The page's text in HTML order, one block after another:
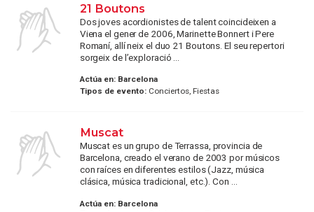
21 Boutons
Dos joves acordionistes de talent coincideixen a
Viena el gener de 2006, Marinette Bonnert i Pere
Romaní, allí neix el duo 21 Boutons. El seu repertori
sorgeix de l’exploració ...
Actúa en: Barcelona
Tipos de evento:Conciertos, Fiestas
Muscat
Muscat es un grupo de Terrassa, provincia de
Barcelona, creado el verano de 2003 por músicos
con raíces en diferentes estilos (Jazz, música
clásica, música tradicional, etc.). Con ...
Actúa en: Barcelona